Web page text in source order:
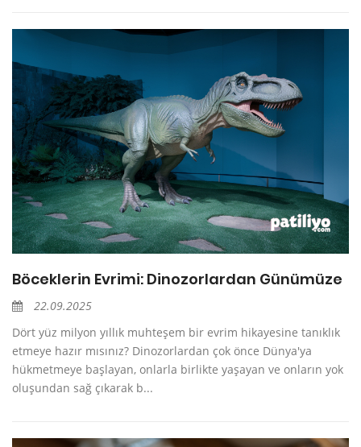
Böceklerin Evrimi: Dinozorlardan Günümüze
22.09.2025
Dört yüz milyon yıllık muhteşem bir evrim hikayesine tanıklık
etmeye hazır mısınız? Dinozorlardan çok önce Dünya'ya
hükmetmeye başlayan, onlarla birlikte yaşayan ve onların yok
oluşundan sağ çıkarak b...